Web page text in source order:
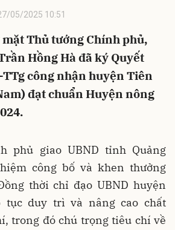
05/2025 10:51
Thủ tướng Chính phủ,
Hồng Hà đã ký Quyết
công nhận huyện Tiên
đạt chuẩn Huyện nông
phủ giao UBND tỉnh Quảng
công bố và khen thưởng
thời chỉ đạo UBND huyện
tục duy trì và nâng cao chất
trong đó chú trọng tiêu chí về